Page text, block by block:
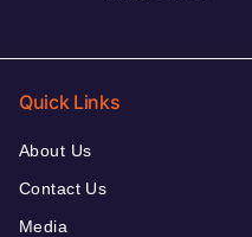
Quick Links
About Us
Contact Us
Media